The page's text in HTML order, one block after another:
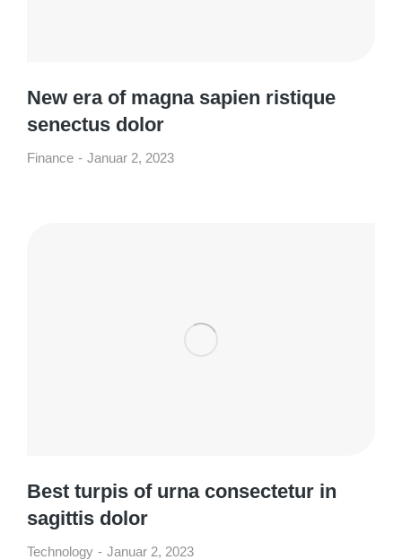
New era of magna sapien ristique
senectus dolor
Finance Januar 2, 2023
Best turpis of urna consectetur in
sagittis dolor
Technology Januar 2, 2023